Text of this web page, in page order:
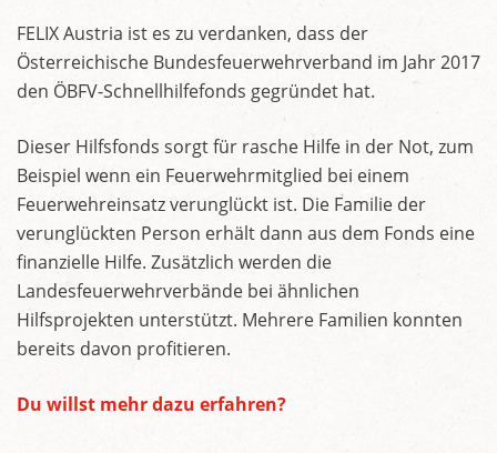
FELIX Austria ist es zu verdanken, dass der
Österreichische Bundesfeuerwehrverband im Jahr 2017
den ÖBFV-Schnellhilfefonds gegründet hat.
Dieser Hilfsfonds sorgt für rasche Hilfe in der Not, zum
Beispiel wenn ein Feuerwehrmitglied bei einem
Feuerwehreinsatz verunglückt ist. Die Familie der
verunglückten Person erhält dann aus dem Fonds eine
finanzielle Hilfe. Zusätzlich werden die
Landesfeuerwehrverbände bei ähnlichen
Hilfsprojekten unterstützt. Mehrere Familien konnten
bereits davon profitieren.
Du willst mehr dazu erfahren?